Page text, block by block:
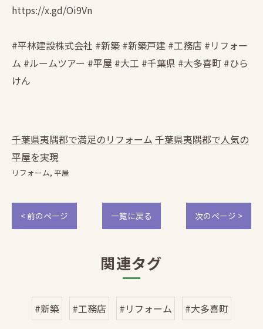
https://x.gd/Oi9Vn
#平林建設株式会社 #新築 #新築戸建 #工務店 #リフォー
ム #ルームツアー #平屋 #大工 #千葉県 #大多喜町 #ひら
けん
千葉県夷隅郡で満足のリフォーム 千葉県夷隅郡で人気の
平屋を実現
リフォーム 平屋
< 前のページ 一覧に戻る 次のページ >
関連タグ
#新築 #工務店 #リフォーム #大多喜町